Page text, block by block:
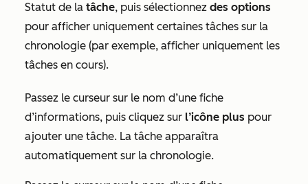
Statut de la tâche, puis sélectionnez des options
pour afficher uniquement certaines tâches sur la
chronologie (par exemple, afficher uniquement les
tâches en cours).
Passez le curseur sur le nom d’une fiche
d’informations, puis cliquez sur l’icône plus pour
ajouter une tâche. La tâche apparaîtra
automatiquement sur la chronologie.